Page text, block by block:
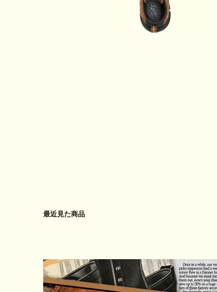
最近見た商品